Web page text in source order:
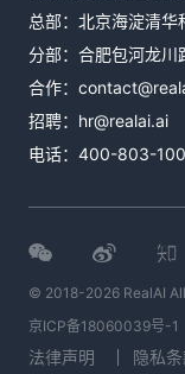
总部：北京海淀清
分部：合肥包河龙
合作：
招聘： hr@realai.ai
电话： 400-803-
© 2018-2026 RealAI
京ICP备18060039号-1
法律声明 隐私